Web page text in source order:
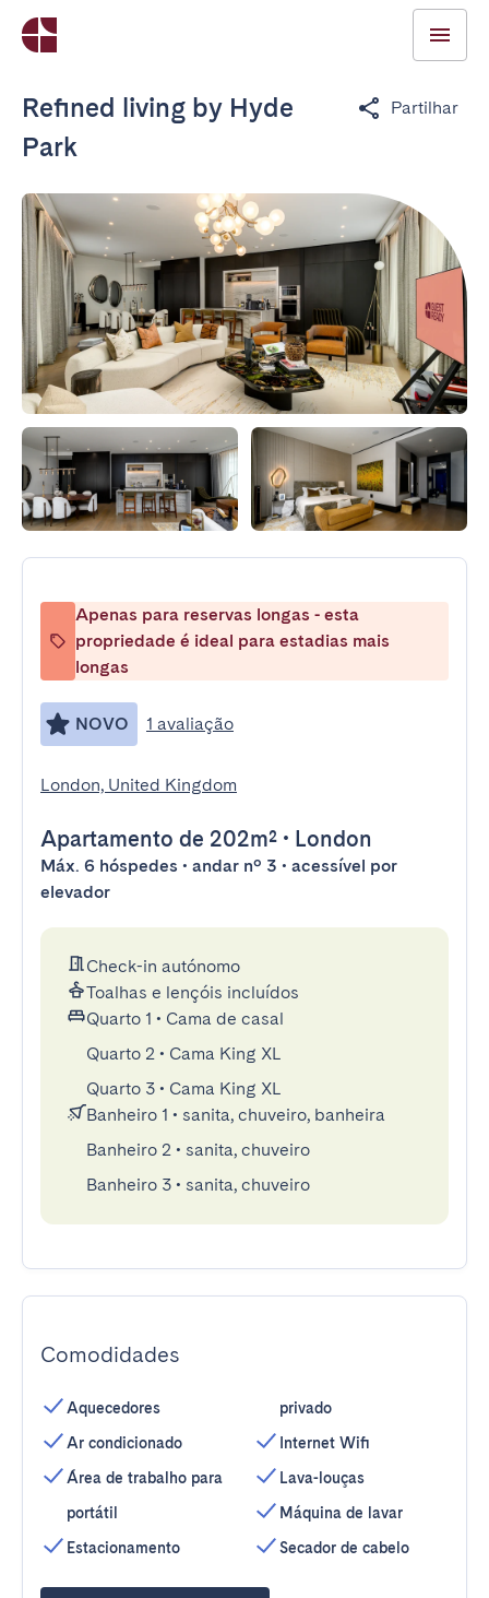
Refined living by Hyde
Park
Partilhar
Apenas para reservas longas - esta
propriedade é ideal para estadias mais
longas
NOVO 1 avaliação
London, United Kingdom
Apartamento de 202m² • London
Máx. 6 hóspedes • andar nº 3 • acessível por
elevador
Check-in autónomo
Toalhas e lençóis incluídos
Quarto 1 • Cama de casal
Quarto 2 • Cama King XL
Quarto 3 • Cama King XL
Banheiro 1 • sanita, chuveiro, banheira
Banheiro 2 • sanita, chuveiro
Banheiro 3 • sanita, chuveiro
Comodidades
Aquecedores
Ar condicionado
Área de trabalho para
portátil
Estacionamento
privado
Internet Wifi
Lava-louças
Máquina de lavar
Secador de cabelo